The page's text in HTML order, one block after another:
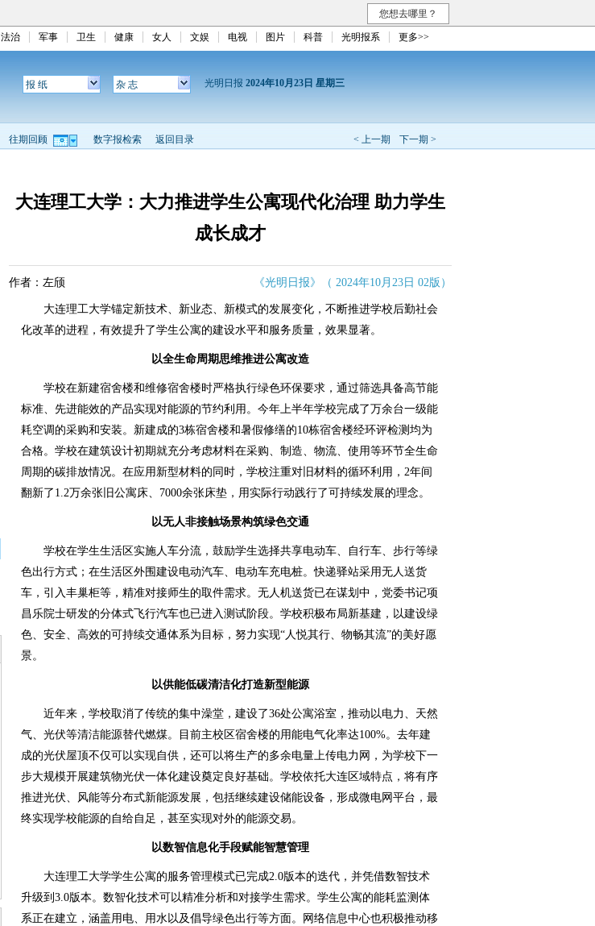
您想去哪里？
法治 军事 卫生 健康 女人 文娱 电视 图片 科普 光明报系 更多>>
报 纸 杂 志 光明日报 2024年10月23日 星期三
< 上一期 下一期 >
往期回顾 数字报检索 返回目录
大连理工大学：大力推进学生公寓现代化治理 助力学生
成长成才
作者：左颀 《光明日报》（ 2024年10月23日 02版）
大连理工大学锚定新技术、新业态、新模式的发展变化，不断推进学校后勤社会
化改革的进程，有效提升了学生公寓的建设水平和服务质量，效果显著。
以全生命周期思维推进公寓改造
学校在新建宿舍楼和维修宿舍楼时严格执行绿色环保要求，通过筛选具备高节能
标准、先进能效的产品实现对能源的节约利用。今年上半年学校完成了万余台一级能
耗空调的采购和安装。新建成的3栋宿舍楼和暑假修缮的10栋宿舍楼经环评检测均为
合格。学校在建筑设计初期就充分考虑材料在采购、制造、物流、使用等环节全生命
周期的碳排放情况。在应用新型材料的同时，学校注重对旧材料的循环利用，2年间
翻新了1.2万余张旧公寓床、7000余张床垫，用实际行动践行了可持续发展的理念。
以无人非接触场景构筑绿色交通
学校在学生生活区实施人车分流，鼓励学生选择共享电动车、自行车、步行等绿
色出行方式；在生活区外围建设电动汽车、电动车充电桩。快递驿站采用无人送货
车，引入丰巢柜等，精准对接师生的取件需求。无人机送货已在谋划中，党委书记项
昌乐院士研发的分体式飞行汽车也已进入测试阶段。学校积极布局新基建，以建设绿
色、安全、高效的可持续交通体系为目标，努力实现“人悦其行、物畅其流”的美好愿
景。
以供能低碳清洁化打造新型能源
近年来，学校取消了传统的集中澡堂，建设了36处公寓浴室，推动以电力、天然
气、光伏等清洁能源替代燃煤。目前主校区宿舍楼的用能电气化率达100%。去年建
成的光伏屋顶不仅可以实现自供，还可以将生产的多余电量上传电力网，为学校下一
步大规模开展建筑物光伏一体化建设奠定良好基础。学校依托大连区域特点，将有序
推进光伏、风能等分布式新能源发展，包括继续建设储能设备，形成微电网平台，最
终实现学校能源的自给自足，甚至实现对外的能源交易。
以数智信息化手段赋能智慧管理
大连理工大学学生公寓的服务管理模式已完成2.0版本的迭代，并凭借数智技术
升级到3.0版本。数智化技术可以精准分析和对接学生需求。学生公寓的能耗监测体
系正在建立，涵盖用电、用水以及倡导绿色出行等方面。网络信息中心也积极推动移